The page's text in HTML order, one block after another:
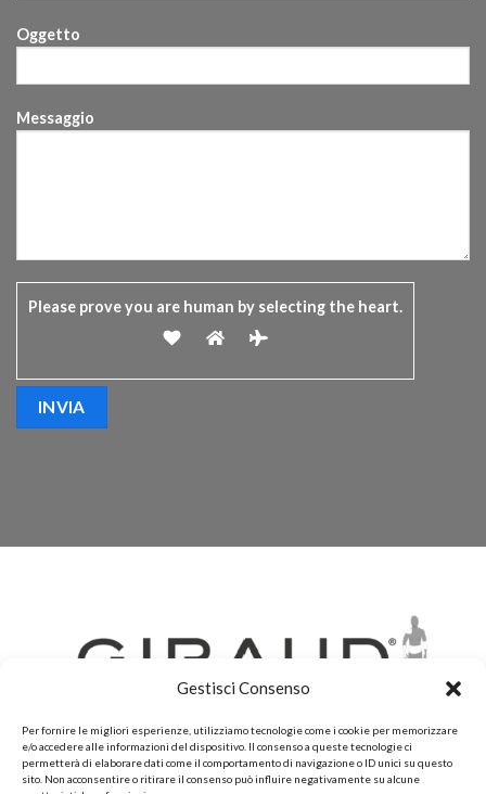
Gestisci Consenso
Per fornire le migliori esperienze, utilizziamo tecnologie come i cookie per memorizzare
e/o accedere alle informazioni del dispositivo. Il consenso a queste tecnologie ci
permetterà di elaborare dati come il comportamento di navigazione o ID unici su questo
sito. Non acconsentire o ritirare il consenso può influire negativamente su alcune
Oggetto
Messaggio
Please prove you are human by selecting the heart.